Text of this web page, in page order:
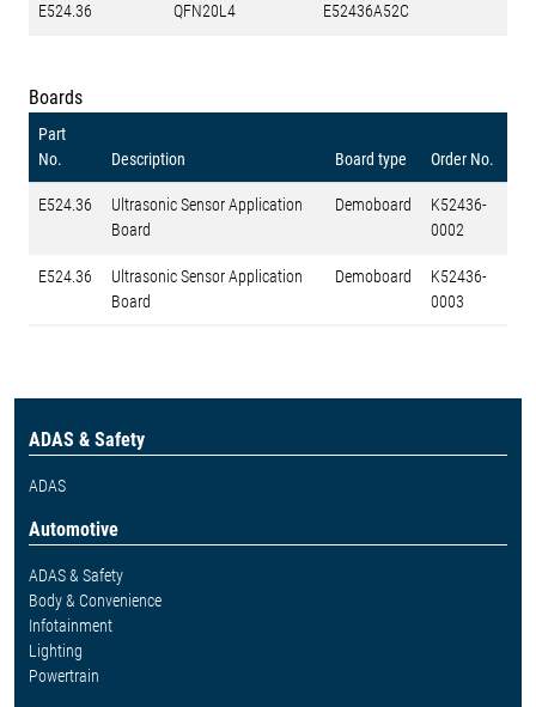
E524.36 QFN20L4 E52436A52C
Boards
Part
No.
Description Board type Order No.
E524.36
Ultrasonic Sensor Application
Board
Demoboard
K52436-
0002
E524.36
Ultrasonic Sensor Application
Board
Demoboard
K52436-
0003
ADAS & Safety
ADAS
Automotive
ADAS & Safety
Body & Convenience
Infotainment
Lighting
Powertrain